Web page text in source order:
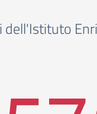
dell'Istituto